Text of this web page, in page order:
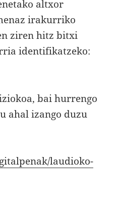
altxor
irakurriko
ziren hitz bitxi
identifikatzeko:
bai hurrengo
ahal izango duzu
laudioko-